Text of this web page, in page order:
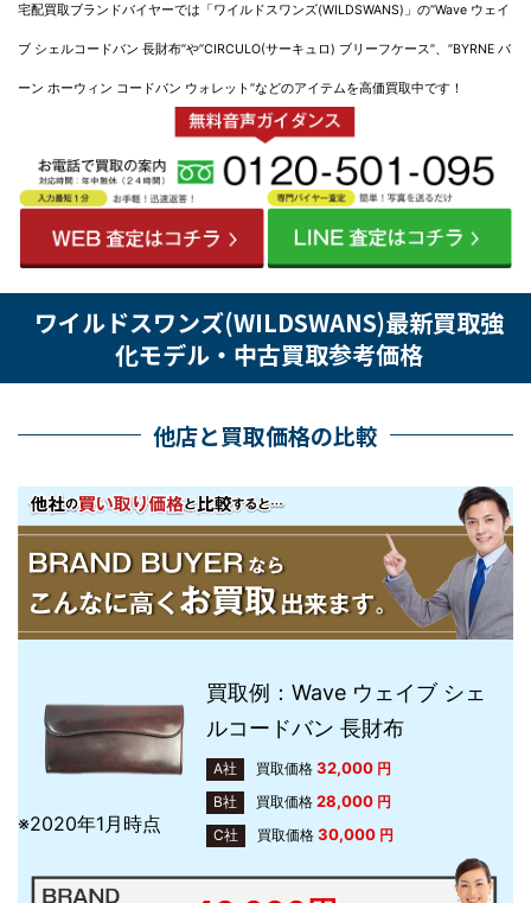
宅配買取ブランドバイヤーでは「ワイルドスワンズ(WILDSWANS)」の”Wave ウェイ
ブ シェルコードバン 長財布”や”CIRCULO(サーキュロ) ブリーフケース”、”BYRNE バ
ーン ホーウィン コードバン ウォレット”などのアイテムを高価買取中です！
ワイルドスワンズ(WILDSWANS)最新買取強
化モデル・中古買取参考価格
他店と買取価格の比較
買取例：Wave ウェイブ シェ
ルコードバン 長財布
A社 買取価格 32,000円
B社
買取価格 28,000 円
C社
買取価格 30,000円
※2020年1月時点